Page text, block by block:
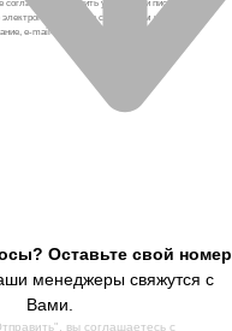
согласие продолжить устную или письменную
средств связи, в том числе: sms-
e-mail-рассылка и т.п. и т.д.
Оставьте свой номер
менеджеры свяжутся с
Вами.
вы соглашаетесь с